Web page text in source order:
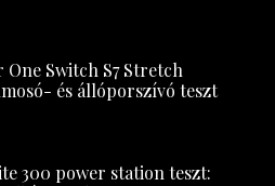
Switch S7 Stretch
és állóporszívó teszt
300 power station teszt: